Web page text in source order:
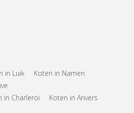
in Luik
Koten in Namen
in Charleroi
Koten in Anvers